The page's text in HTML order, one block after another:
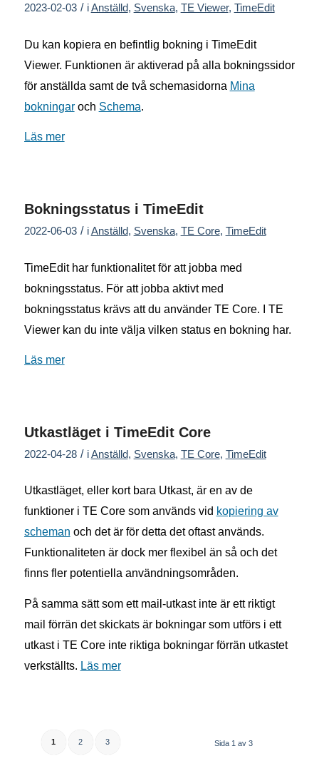
2023-02-03 / iAnställd, Svenska, TE Viewer, TimeEdit
Du kan kopiera en befintlig bokning i TimeEdit
Viewer. Funktionen är aktiverad på alla bokningssidor
för anställda samt de två schemasidorna Mina
bokningaroch Schema.
Läs mer
Bokningsstatus i TimeEdit
2022-06-03 / iAnställd, Svenska, TE Core, TimeEdit
TimeEdit har funktionalitet för att jobba med
bokningsstatus. För att jobba aktivt med
bokningsstatus krävs att du använder TE Core. I TE
Viewer kan du inte välja vilken status en bokning har.
Läs mer
Utkastläget i TimeEdit Core
2022-04-28 / iAnställd, Svenska, TE Core, TimeEdit
Utkastläget, eller kort bara Utkast, är en av de
funktioner i TE Core som används vid kopiering av
scheman och det är för detta det oftast används.
Funktionaliteten är dock mer flexibel än så och det
finns fler potentiella användningsområden.
På samma sätt som ett mail-utkast inte är ett riktigt
mail förrän det skickats är bokningar som utförs i ett
utkast i TE Core inte riktiga bokningar förrän utkastet
verkställts. Läs mer
Sida 1 av 3
1 2 3